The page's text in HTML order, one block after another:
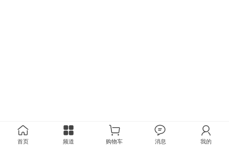
首页 频道 购物车 消息 我的